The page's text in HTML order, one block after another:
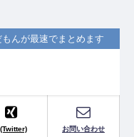
んが最速でまとめます
お問い合わせ